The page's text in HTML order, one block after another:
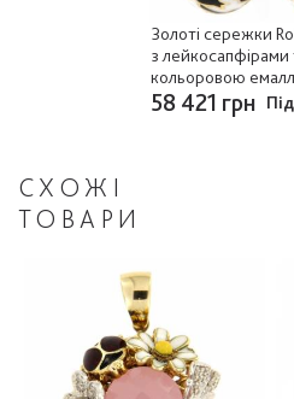
Золоті сережки
з лейкосапфірами
кольоровою
58 421 грн
СХОЖІ
ТОВАРИ